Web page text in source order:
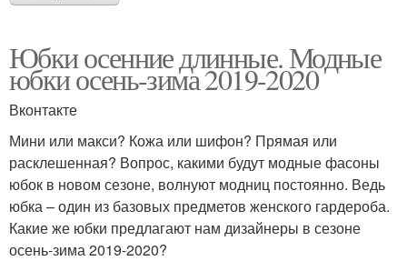
Твидовые юбки
Юбка в зимний
гардероб
Юбки осенние длинные. Модные
юбки осень-зима 2019-2020
Вконтакте
Мини или макси? Кожа или шифон? Прямая или
расклешенная? Вопрос, какими будут модные фасоны
юбок в новом сезоне, волнуют модниц постоянно. Ведь
юбка – один из базовых предметов женского гардероба.
Какие же юбки предлагают нам дизайнеры в сезоне
осень-зима 2019-2020?